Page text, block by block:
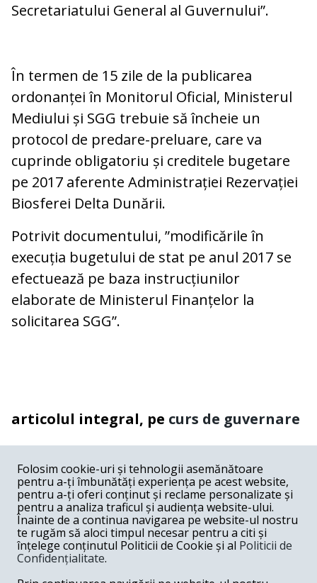
Secretariatului General al Guvernului”.
În termen de 15 zile de la publicarea
ordonanței în Monitorul Oficial, Ministerul
Mediului și SGG trebuie să încheie un
protocol de predare-preluare, care va
cuprinde obligatoriu și creditele bugetare
pe 2017 aferente Administrației Rezervației
Biosferei Delta Dunării.
Potrivit documentului, ”modificările în
execuția bugetului de stat pe anul 2017 se
efectuează pe baza instrucțiunilor
elaborate de Ministerul Finanțelor la
solicitarea SGG”.
articolul integral, pe curs de guvernare
COMENTARII
Nume
Email
Folosim cookie-uri și tehnologii asemănătoare
pentru a-ți îmbunătăți experiența pe acest website,
pentru a-ți oferi conținut și reclame personalizate și
pentru a analiza traficul și audiența website-ului.
Înainte de a continua navigarea pe website-ul nostru
te rugăm să aloci timpul necesar pentru a citi și
înțelege conținutul Politicii de Cookie și al Politicii de
Confidențialitate.